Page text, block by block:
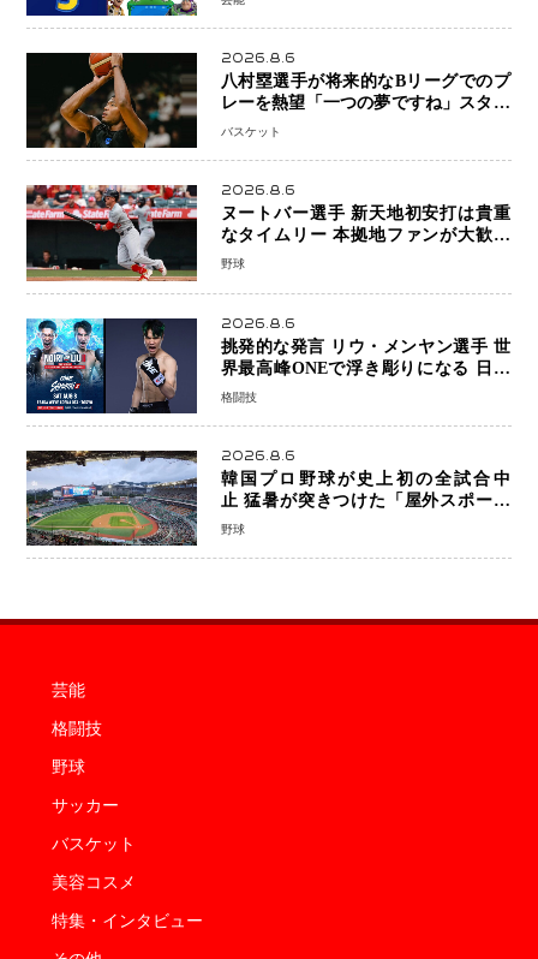
2026.8.6
八村塁選手が将来的なBリーグでのプ
レーを熱望「一つの夢ですね」スター
帰還がリーグ価値を押し上げる可能性
バスケット
2026.8.6
ヌートバー選手 新天地初安打は貴重
なタイムリー 本拠地ファンが大歓声
笑顔で歓喜
野球
2026.8.6
挑発的な発言 リウ・メンヤン選手 世
界最高峰ONEで浮き彫りになる 日本
キックボクシングが直面する“技術
格闘技
2026.8.6
韓国プロ野球が史上初の全試合中
止 猛暑が突きつけた「屋外スポーツ
の限界」 日本発のドーム型施設時代
野球
芸能
格闘技
野球
サッカー
バスケット
美容コスメ
特集・インタビュー